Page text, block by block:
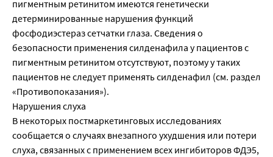
пигментным ретинитом имеются генетически
детерминированные нарушения функций
фосфодиэстераз сетчатки глаза. Сведения о
безопасности применения силденафила у пациентов с
пигментным ретинитом отсутствуют, поэтому у таких
пациентов не следует применять силденафил (см. раздел
«Противопоказания»).
Нарушения слуха
В некоторых постмаркетинговых исследованиях
сообщается о случаях внезапного ухудшения или потери
слуха, связанных с применением всех ингибиторов ФДЭ5,